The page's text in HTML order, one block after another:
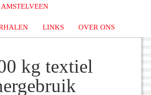
AMSTELVEEN
LINKS OVER ONS
kg textiel